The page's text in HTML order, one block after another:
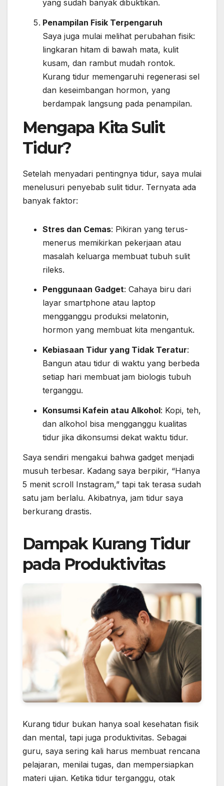
yang sudah banyak dibuktikan.
Penampilan Fisik Terpengaruh
Saya juga mulai melihat perubahan fisik:
lingkaran hitam di bawah mata, kulit
kusam, dan rambut mudah rontok.
Kurang tidur memengaruhi regenerasi sel
dan keseimbangan hormon, yang
berdampak langsung pada penampilan.
Mengapa Kita Sulit
Tidur?
Setelah menyadari pentingnya tidur, saya mulai
menelusuri penyebab sulit tidur. Ternyata ada
banyak faktor:
Stres dan Cemas: Pikiran yang terus-
menerus memikirkan pekerjaan atau
masalah keluarga membuat tubuh sulit
rileks.
Penggunaan Gadget: Cahaya biru dari
layar smartphone atau laptop
mengganggu produksi melatonin,
hormon yang membuat kita mengantuk.
Kebiasaan Tidur yang Tidak Teratur:
Bangun atau tidur di waktu yang berbeda
setiap hari membuat jam biologis tubuh
terganggu.
Konsumsi Kafein atau Alkohol: Kopi, teh,
dan alkohol bisa mengganggu kualitas
tidur jika dikonsumsi dekat waktu tidur.
Saya sendiri mengakui bahwa gadget menjadi
musuh terbesar. Kadang saya berpikir, “Hanya
5 menit scroll Instagram,” tapi tak terasa sudah
satu jam berlalu. Akibatnya, jam tidur saya
berkurang drastis.
Dampak Kurang Tidur
pada Produktivitas
Kurang tidur bukan hanya soal kesehatan fisik
dan mental, tapi juga produktivitas. Sebagai
guru, saya sering kali harus membuat rencana
pelajaran, menilai tugas, dan mempersiapkan
materi ujian. Ketika tidur terganggu, otak